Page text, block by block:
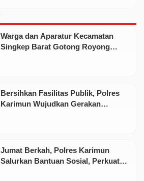
Warga dan Aparatur Kecamatan
Singkep Barat Gotong Royong
Bersihkan Fasilitas Publik, Polres
Karimun Wujudkan Gerakan
Jumat Berkah, Polres Karimun
Salurkan Bantuan Sosial, Perkuat